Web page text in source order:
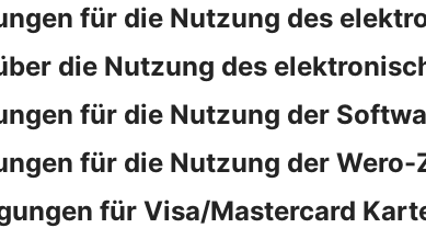
für die Nutzung des
die Nutzung des
für die Nutzung der
für die Nutzung der
für Visa/Mastercard